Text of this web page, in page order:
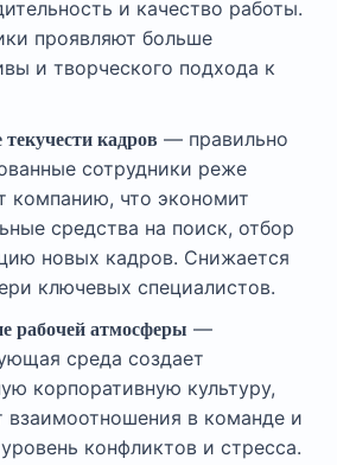
и качество работы.
проявляют больше
и творческого подхода к
кадров — правильно
сотрудники реже
компанию, что экономит
средства на поиск, отбор
новых кадров. Снижается
ключевых специалистов.
рабочей атмосферы —
среда создает
корпоративную культуру,
взаимоотношения в команде и
конфликтов и стресса.